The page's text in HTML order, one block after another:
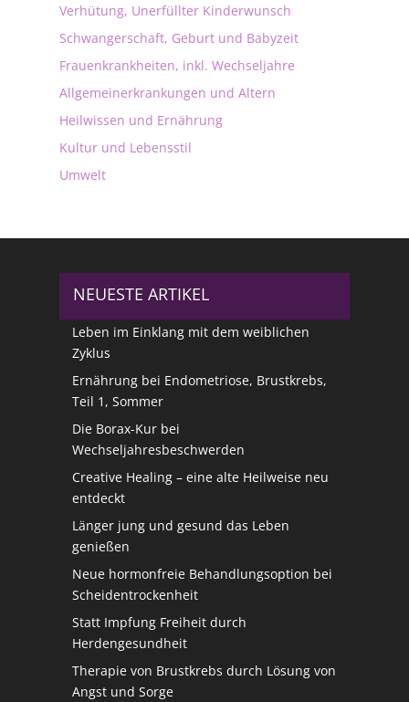
Verhütung, Unerfüllter Kinderwunsch
Schwangerschaft, Geburt und Babyzeit
Frauenkrankheiten, inkl. Wechseljahre
Allgemeinerkrankungen und Altern
Heilwissen und Ernährung
Kultur und Lebensstil
Umwelt
NEUESTE ARTIKEL
Leben im Einklang mit dem weiblichen
Zyklus
Ernährung bei Endometriose, Brustkrebs,
Teil 1, Sommer
Die Borax-Kur bei
Wechseljahresbeschwerden
Creative Healing – eine alte Heilweise neu
entdeckt
Länger jung und gesund das Leben
genießen
Neue hormonfreie Behandlungsoption bei
Scheidentrockenheit
Statt Impfung Freiheit durch
Herdengesundheit
Therapie von Brustkrebs durch Lösung von
Angst und Sorge